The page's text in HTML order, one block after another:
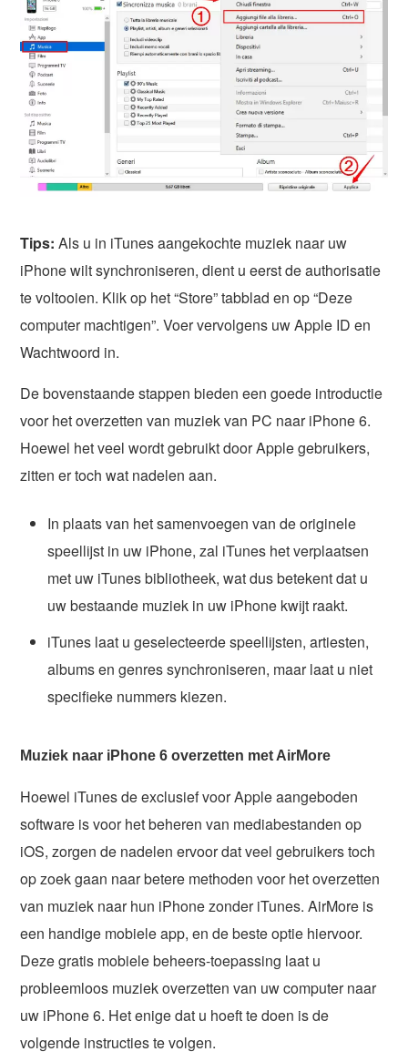
Tips: Als u in iTunes aangekochte muziek naar uw
iPhone wilt synchroniseren, dient u eerst de authorisatie
te voltooien. Klik op het “Store” tabblad en op “Deze
computer machtigen”. Voer vervolgens uw Apple ID en
Wachtwoord in.
De bovenstaande stappen bieden een goede introductie
voor het overzetten van muziek van PC naar iPhone 6.
Hoewel het veel wordt gebruikt door Apple gebruikers,
zitten er toch wat nadelen aan.
In plaats van het samenvoegen van de originele
speellijst in uw iPhone, zal iTunes het verplaatsen
met uw iTunes bibliotheek, wat dus betekent dat u
uw bestaande muziek in uw iPhone kwijt raakt.
iTunes laat u geselecteerde speellijsten, artiesten,
albums en genres synchroniseren, maar laat u niet
specifieke nummers kiezen.
Muziek naar iPhone 6 overzetten met AirMore
Hoewel iTunes de exclusief voor Apple aangeboden
software is voor het beheren van mediabestanden op
iOS, zorgen de nadelen ervoor dat veel gebruikers toch
op zoek gaan naar betere methoden voor het overzetten
van muziek naar hun iPhone zonder iTunes. AirMore is
een handige mobiele app, en de beste optie hiervoor.
Deze gratis mobiele beheers-toepassing laat u
probleemloos muziek overzetten van uw computer naar
uw iPhone 6. Het enige dat u hoeft te doen is de
volgende instructies te volgen.